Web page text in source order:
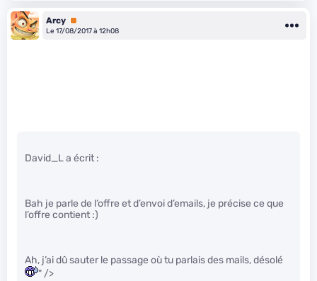
Arcy Premium
Le 17/08/2017 à 12h08
David_L a écrit :
Bah je parle de l’offre et d’envoi d’emails, je précise ce que
l’offre contient :)
Ah, j’ai dû sauter le passage où tu parlais des mails, désolé
" />